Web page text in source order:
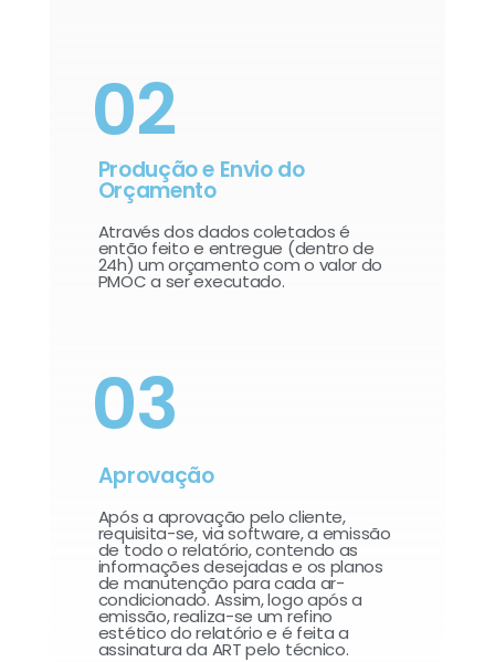
02
Produção e Envio do
Orçamento
Através dos dados coletados é
então feito e entregue (dentro de
24h) um orçamento com o valor do
PMOC a ser executado.
03
Aprovação
Após a aprovação pelo cliente,
requisita-se, via software, a emissão
de todo o relatório, contendo as
informações desejadas e os planos
de manutenção para cada ar-
condicionado. Assim, logo após a
emissão, realiza-se um refino
estético do relatório e é feita a
assinatura da ART pelo técnico.